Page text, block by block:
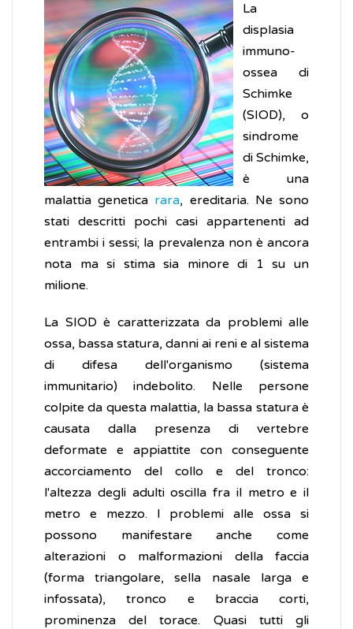
La
displasia
immuno-
ossea di
Schimke
(SIOD), o
sindrome
di Schimke,
è una
malattia genetica rara, ereditaria. Ne sono
stati descritti pochi casi appartenenti ad
entrambi i sessi; la prevalenza non è ancora
nota ma si stima sia minore di 1 su un
milione.
La SIOD è caratterizzata da problemi alle
ossa, bassa statura, danni ai reni e al sistema
di difesa dell'organismo (sistema
immunitario) indebolito. Nelle persone
colpite da questa malattia, la bassa statura è
causata dalla presenza di vertebre
deformate e appiattite con conseguente
accorciamento del collo e del tronco:
l'altezza degli adulti oscilla fra il metro e il
metro e mezzo. I problemi alle ossa si
possono manifestare anche come
alterazioni o malformazioni della faccia
(forma triangolare, sella nasale larga e
infossata), tronco e braccia corti,
prominenza del torace. Quasi tutti gli